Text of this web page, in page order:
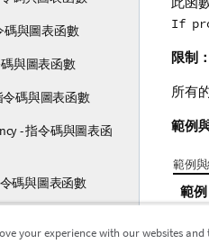
碼與圖表函數
與圖表函數
令碼與圖表函數
- 指令碼與圖表函
碼與圖表函數
If
限制：
所有
範例
範例
範例
your experience with our websites